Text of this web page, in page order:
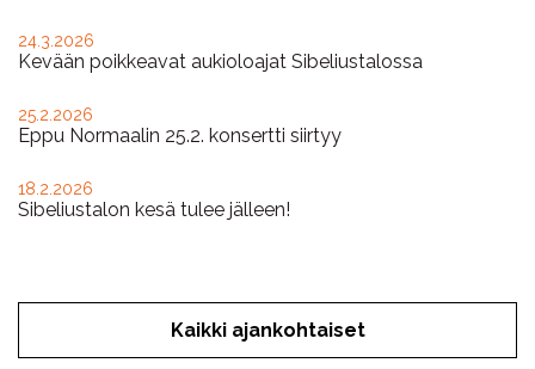
24.3.2026
Kevään poikkeavat aukioloajat Sibeliustalossa
25.2.2026
Eppu Normaalin 25.2. konsertti siirtyy
18.2.2026
Sibeliustalon kesä tulee jälleen!
Kaikki ajankohtaiset